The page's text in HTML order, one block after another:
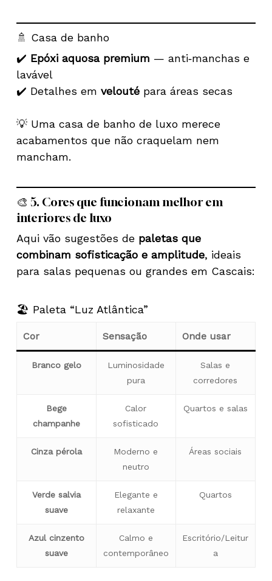
🚿 Casa de banho
✔️ Epóxi aquosa premium — anti‑manchas e
lavável
✔️ Detalhes em veloutépara áreas secas
💡 Uma casa de banho de luxo merece
acabamentos que não craquelam nem
mancham.
🎨 5. Cores que funcionam melhor em
interiores de luxo
Aqui vão sugestões de paletas que
combinam sofisticação e amplitude, ideais
para salas pequenas ou grandes em Cascais:
🏖️ Paleta “Luz Atlântica”
Cor Sensação Onde usar
Branco gelo
Luminosidade
pura
Salas e
corredores
Bege
champanhe
Calor
sofisticado
Quartos e salas
Cinza pérola
Moderno e
neutro
Áreas sociais
Verde salvia
suave
Elegante e
relaxante
Quartos
Azul cinzento
suave
Calmo e
contemporâneo
Escritório/Leitur
a